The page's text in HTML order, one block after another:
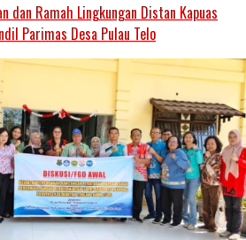
dan Ramah Lingkungan Distan Kapuas
Parimas Desa Pulau Telo